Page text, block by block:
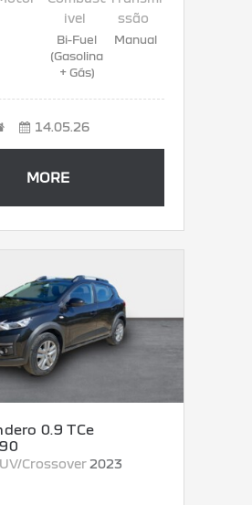
Bi-Fuel
(Gasolina
+ Gás)
Manual
14.05.26
MORE
0.9 TCe
Crossover 2023